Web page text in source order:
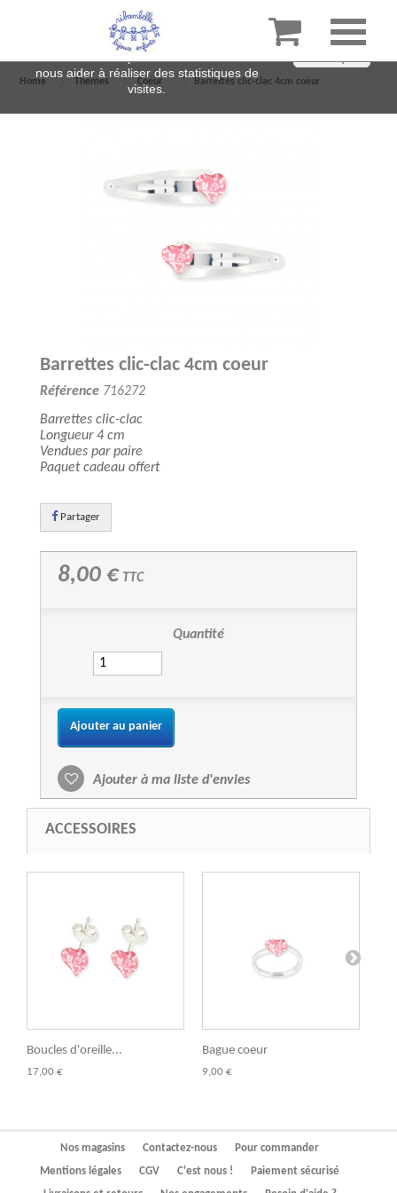
Home Thèmes Coeur Barrettes clic-clac 4cm coeur
Barrettes clic-clac 4cm coeur
Référence 716272
Barrettes clic-clac
Longueur 4 cm
Vendues par paire
Paquet cadeau offert
Partager
8,00 € TTC
Quantité
Ajouter au panier
Ajouter à ma liste d'envies
ACCESSOIRES
Boucles d'oreille...
17,00 €
Bague coeur
9,00 €
Nos magasins Contactez-nous
Pour commander
Mentions légales
CGV C'est nous !
Paiement sécurisé
En poursuivant votre navigation sur ce site,
vous acceptez l’utilisation de cookies pour
améliorer votre expérience sur notre site et
nous aider à réaliser des statistiques de
visites.
